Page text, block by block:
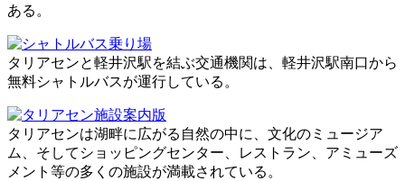
ある。
タリアセンと軽井沢駅を結ぶ交通機関は、軽井沢駅南口から
無料シャトルバスが運行している。
タリアセンは湖畔に広がる自然の中に、文化のミュージア
ム、そしてショッピングセンター、レストラン、アミューズ
メント等の多くの施設が満載されている。